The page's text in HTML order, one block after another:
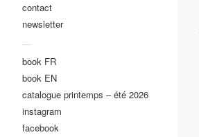
contact
newsletter
—
book FR
book EN
catalogue printemps – été 2026
instagram
facebook